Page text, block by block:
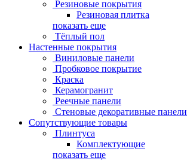
Резиновые покрытия
Резиновая плитка
показать еще
Тёплый пол
Настенные покрытия
Виниловые панели
Пробковое покрытие
Краска
Керамогранит
Реечные панели
Стеновые декоративные панели
Сопутствующие товары
Плинтуса
Комплектующие
показать еще